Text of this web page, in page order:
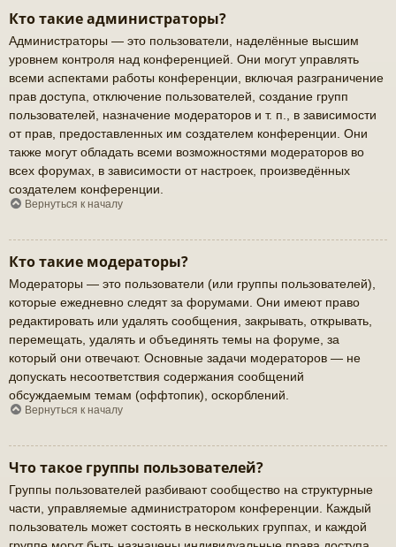
Кто такие администраторы?
Администраторы — это пользователи, наделённые высшим
уровнем контроля над конференцией. Они могут управлять
всеми аспектами работы конференции, включая разграничение
прав доступа, отключение пользователей, создание групп
пользователей, назначение модераторов и т. п., в зависимости
от прав, предоставленных им создателем конференции. Они
также могут обладать всеми возможностями модераторов во
всех форумах, в зависимости от настроек, произведённых
создателем конференции.
Вернуться к началу
Кто такие модераторы?
Модераторы — это пользователи (или группы пользователей),
которые ежедневно следят за форумами. Они имеют право
редактировать или удалять сообщения, закрывать, открывать,
перемещать, удалять и объединять темы на форуме, за
который они отвечают. Основные задачи модераторов — не
допускать несоответствия содержания сообщений
обсуждаемым темам (оффтопик), оскорблений.
Вернуться к началу
Что такое группы пользователей?
Группы пользователей разбивают сообщество на структурные
части, управляемые администратором конференции. Каждый
пользователь может состоять в нескольких группах, и каждой